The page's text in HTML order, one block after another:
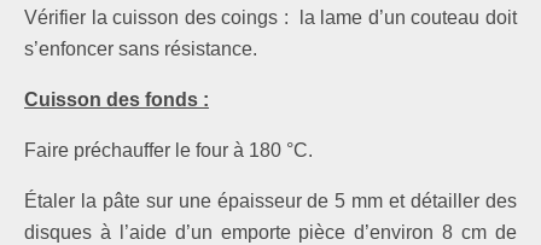
Vérifier la cuisson des coings : la lame d’un couteau doit
s’enfoncer sans résistance.
Cuisson des fonds :
Faire préchauffer le four à 180 °C.
Étaler la pâte sur une épaisseur de 5 mm et détailler des
disques à l’aide d’un emporte pièce d’environ 8 cm de